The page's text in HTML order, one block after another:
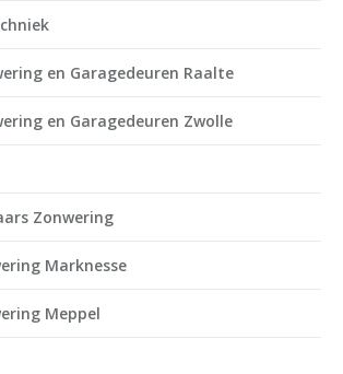
en Garagedeuren Raalte
en Garagedeuren Zwolle
Zonwering
Marknesse
Meppel